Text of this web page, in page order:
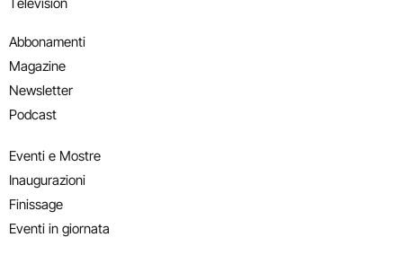
Abbonamenti
Magazine
Newsletter
Podcast
Eventi e Mostre
Inaugurazioni
Finissage
Eventi in giornata